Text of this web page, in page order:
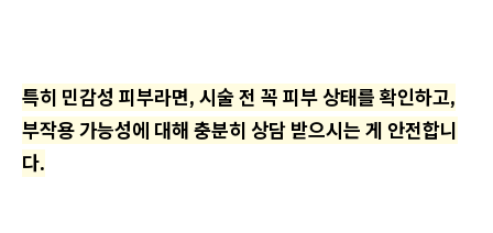
특히 민감성 피부라면, 시술 전 꼭 피부 상태를 확인하고,
부작용 가능성에 대해 충분히 상담 받으시는 게 안전합니
다.